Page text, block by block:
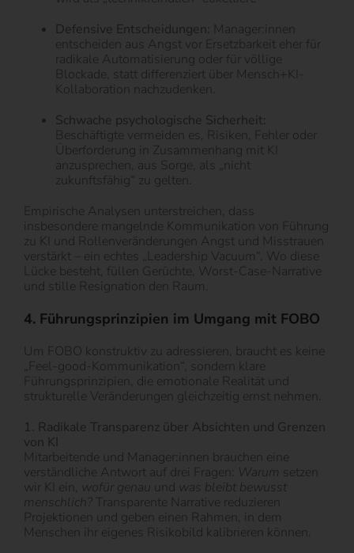
Defensive Entscheidungen: Manager:innen
entscheiden aus Angst vor Ersetzbarkeit eher für
radikale Automatisierung oder für völlige
Blockade, statt differenziert über Mensch+KI-
Kollaboration nachzudenken.
Schwache psychologische Sicherheit:
Beschäftigte vermeiden es, Risiken, Fehler oder
Überforderung in Zusammenhang mit KI
anzusprechen, aus Sorge, als „nicht
zukunftsfähig“ zu gelten.
Empirische Analysen unterstreichen, dass
insbesondere mangelnde Kommunikation von Führung
zu KI und Rollenveränderungen Angst und Misstrauen
verstärkt – ein echtes „Leadership Vacuum“. Wo diese
Lücke besteht, füllen Gerüchte, Worst-Case-Narrative
und stille Resignation den Raum.
4. Führungsprinzipien im Umgang mit FOBO
Um FOBO konstruktiv zu adressieren, braucht es keine
„Feel-good-Kommunikation“, sondern klare
Führungsprinzipien, die emotionale Realität und
strukturelle Veränderungen gleichzeitig ernst nehmen.
1. Radikale Transparenz über Absichten und Grenzen
von KI
Mitarbeitende und Manager:innen brauchen eine
verständliche Antwort auf drei Fragen: Warum setzen
wir KI ein, wofür genau und was bleibt bewusst
menschlich? Transparente Narrative reduzieren
Projektionen und geben einen Rahmen, in dem
Menschen ihr eigenes Risikobild kalibrieren können.